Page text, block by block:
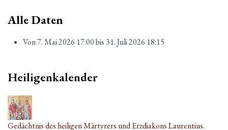
Alle Daten
Von7. Mai 2026 17:00bis 31. Juli 2026 18:15
Heiligenkalender
10
Aug.
Gedächtnis des heiligen Märtyrers und Erzdiakons Laurentius.